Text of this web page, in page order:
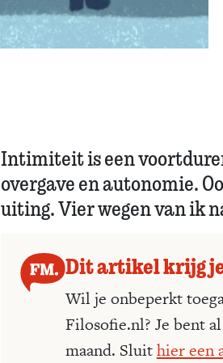
Intimiteit is een
overgave en autonomie.
uiting. Vier wegen van ik
Dit artikel krijg
Wil je onbeperkt
Filosofie.nl? Je bent
maand. Sluithier een